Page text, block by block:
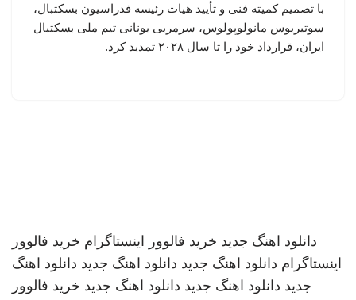
با تصمیم کمیته فنی و تأیید هیات رئیسه فدراسیون بسکتبال،
سوتیریوس مانولوپولوس، سرمربی یونانی تیم ملی بسکتبال
ایران، قرارداد خود را تا سال ۲۰۲۸ تمدید کرد.
دانلود اهنگ جدید خرید فالوور اینستاگرام خرید فالوور
اینستاگرام دانلود اهنگ جدید دانلود اهنگ جدید دانلود اهنگ
جدید دانلود اهنگ جدید دانلود اهنگ جدید خرید فالوور